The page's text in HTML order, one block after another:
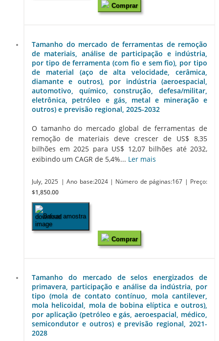
Comprar
Tamanho do mercado de ferramentas de remoção
de materiais, análise de participação e indústria,
por tipo de ferramenta (com fio e sem fio), por tipo
de material (aço de alta velocidade, cerâmica,
diamante e outros), por indústria (aeroespacial,
automotivo, químico, construção, defesa/militar,
eletrônica, petróleo e gás, metal e mineração e
outros) e previsão regional, 2025-2032
O tamanho do mercado global de ferramentas de
remoção de materiais deve crescer de US$ 8,35
bilhões em 2025 para US$ 12,07 bilhões até 2032,
exibindo um CAGR de 5,4%... Ler mais
July, 2025 | Ano base:2024 | Número de páginas:167 | Preço:
$1,850.00
Baixar amostra
Comprar
Tamanho do mercado de selos energizados de
primavera, participação e análise da indústria, por
tipo (mola de contato contínuo, mola cantilever,
mola helicoidal, mola de bobina elíptica e outros),
por aplicação (petróleo e gás, aeroespacial, médico,
semicondutor e outros) e previsão regional, 2021-
2028